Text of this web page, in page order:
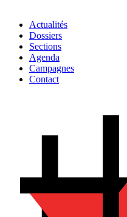
Actualités
Dossiers
Sections
Agenda
Campagnes
Contact